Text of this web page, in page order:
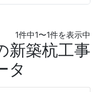
1件中1〜1件を表示中
新築杭工事
タ